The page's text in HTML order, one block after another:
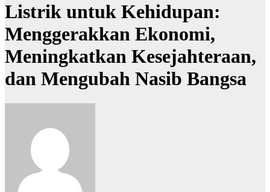
Listrik untuk Kehidupan:
Menggerakkan Ekonomi,
Meningkatkan Kesejahteraan,
dan Mengubah Nasib Bangsa